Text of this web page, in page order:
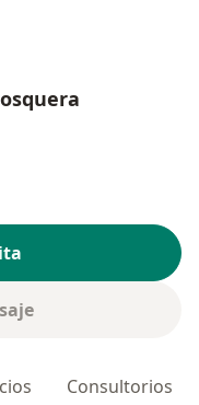
Consultorios